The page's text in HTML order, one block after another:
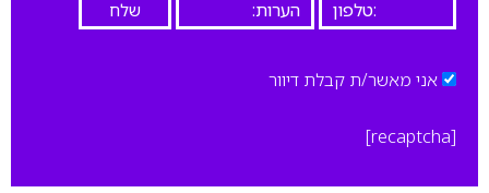
אני מאשר/ת קבלת דיוור
[recaptcha]